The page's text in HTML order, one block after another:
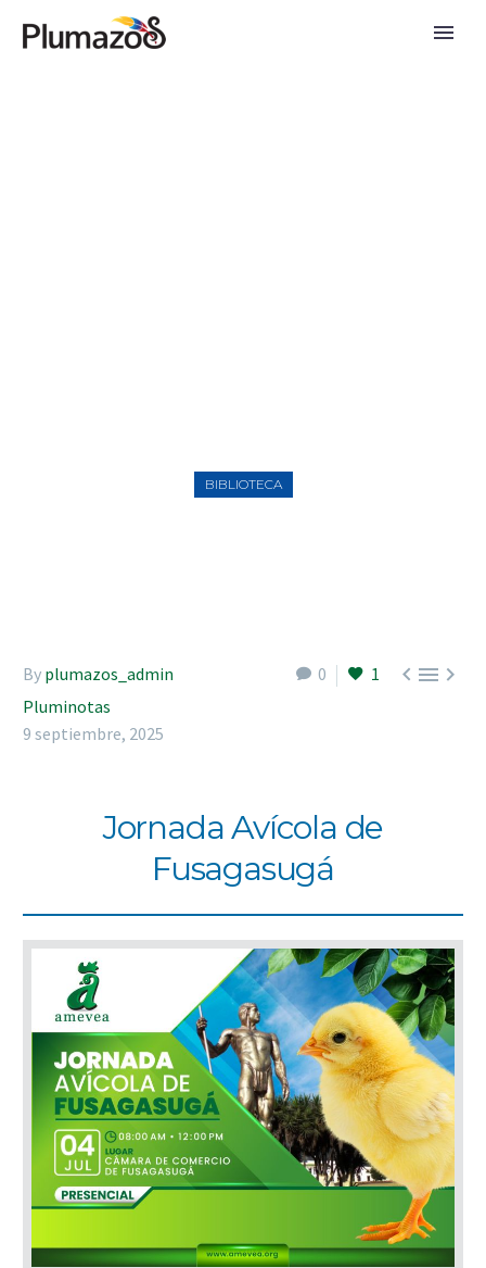
BIBLIOTECA
0 1 
By plumazos_admin
Pluminotas
9 septiembre, 2025
Jornada Avícola de
Fusagasugá